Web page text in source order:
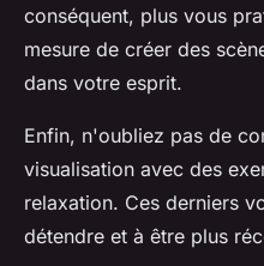
conséquent, plus vous
mesure de créer des
dans votre esprit.
Enfin, n'oubliez pas de
visualisation avec des
relaxation. Ces derniers
détendre et à être plus